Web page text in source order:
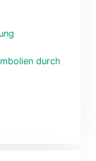
durch